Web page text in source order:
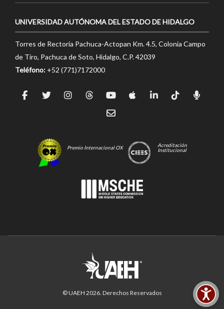
UNIVERSIDAD AUTÓNOMA DEL ESTADO DE HIDALGO
Torres de Rectoría Pachuca-Actopan Km. 4.5, Colonia Campo
de Tiro, Pachuca de Soto, Hidalgo, C.P. 42039
Teléfono: +52 (771)7172000
Premio Internacional OX
Acreditación
Institucional
© UAEH 2026. Derechos Reservados